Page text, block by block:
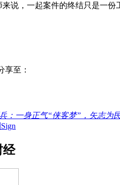
，一起案件的终结只是一份工
享至：
：一身正气“侠客梦”，矢志为
经